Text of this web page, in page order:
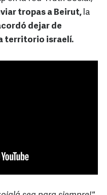
tropas a Beirut, la
dejar de
territorio israelí.